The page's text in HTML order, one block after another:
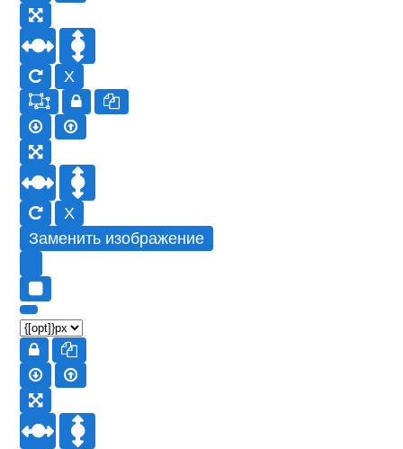
X
X
Заменить изображение